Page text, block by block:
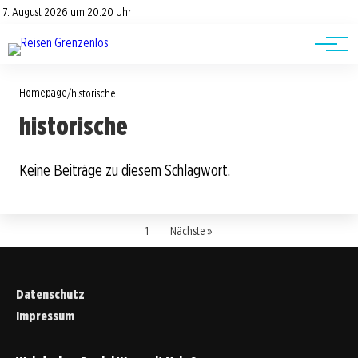
7. August 2026 um 20:20 Uhr
Datenschutz
Road Trips
Reisetipps
Homepage/historische
historische
Keine Beiträge zu diesem Schlagwort.
1 Nächste »
Datenschutz
Impressum